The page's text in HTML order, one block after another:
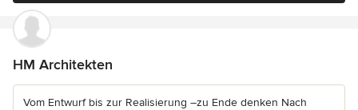
HM Architekten
Vom Entwurf bis zur Realisierung –zu Ende denken Nach